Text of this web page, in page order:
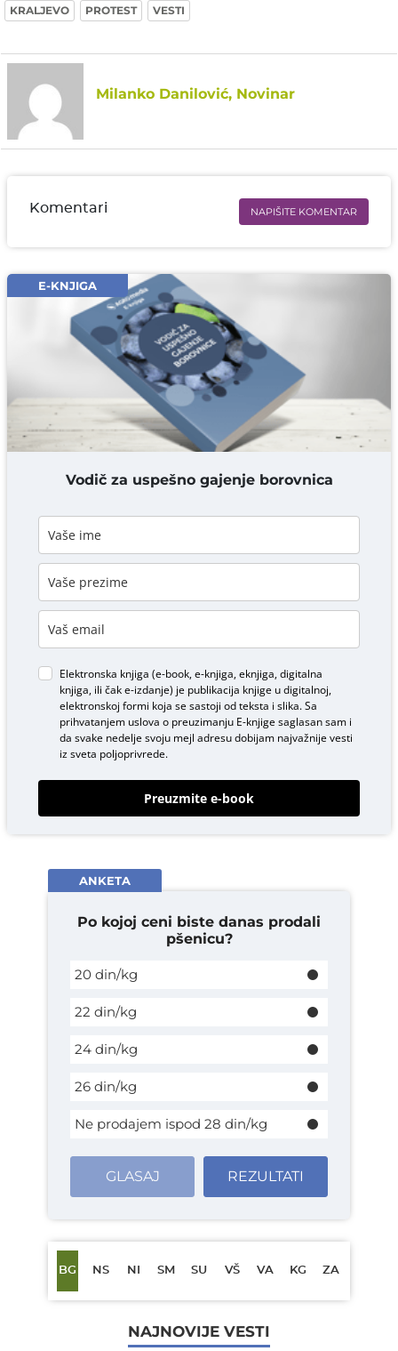
KRALJEVO PROTEST VESTI
Milanko Danilović, Novinar
Komentari NAPIŠITE KOMENTAR
Email* obavezno
Komentar* obavezno
DODAJ KOMENTAR
E-KNJIGA
Vodič za uspešno gajenje borovnica
Elektronska knjiga (e-book, e-knjiga, eknjiga, digitalna
knjiga, ili čak e-izdanje) je publikacija knjige u digitalnoj,
elektronskoj formi koja se sastoji od teksta i slika. Sa
prihvatanjem uslova o preuzimanju E-knjigesaglasan sam i
da svake nedelje svoju mejl adresu dobijam najvažnije vesti
iz sveta poljoprivrede.
Preuzmite e-book
ANKETA
Po kojoj ceni biste danas prodali
pšenicu?
20 din/kg
22 din/kg
24 din/kg
26 din/kg
Ne prodajem ispod 28 din/kg
GLASAJ REZULTATI
BG NS NI SM SU VŠ VA KG ZA
NAJNOVIJE VESTI